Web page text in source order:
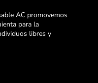
AC promovemos
para la
libres y